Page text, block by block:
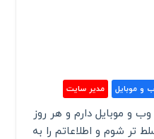
و موبایل مدیر سایت
و موبایل دارم و هر روز
تر شوم و اطلاعاتم را به